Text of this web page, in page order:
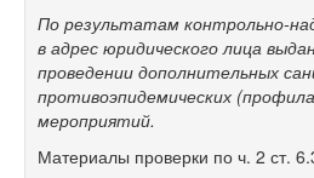
По результатам контрольно-
в адрес юридического лица
проведении дополнительных
противоэпидемических
мероприятий.
Материалы проверки по ч. 2 ст.